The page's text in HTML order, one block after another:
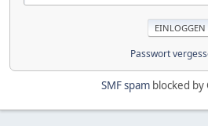
Passwort
SMF spamblocked by